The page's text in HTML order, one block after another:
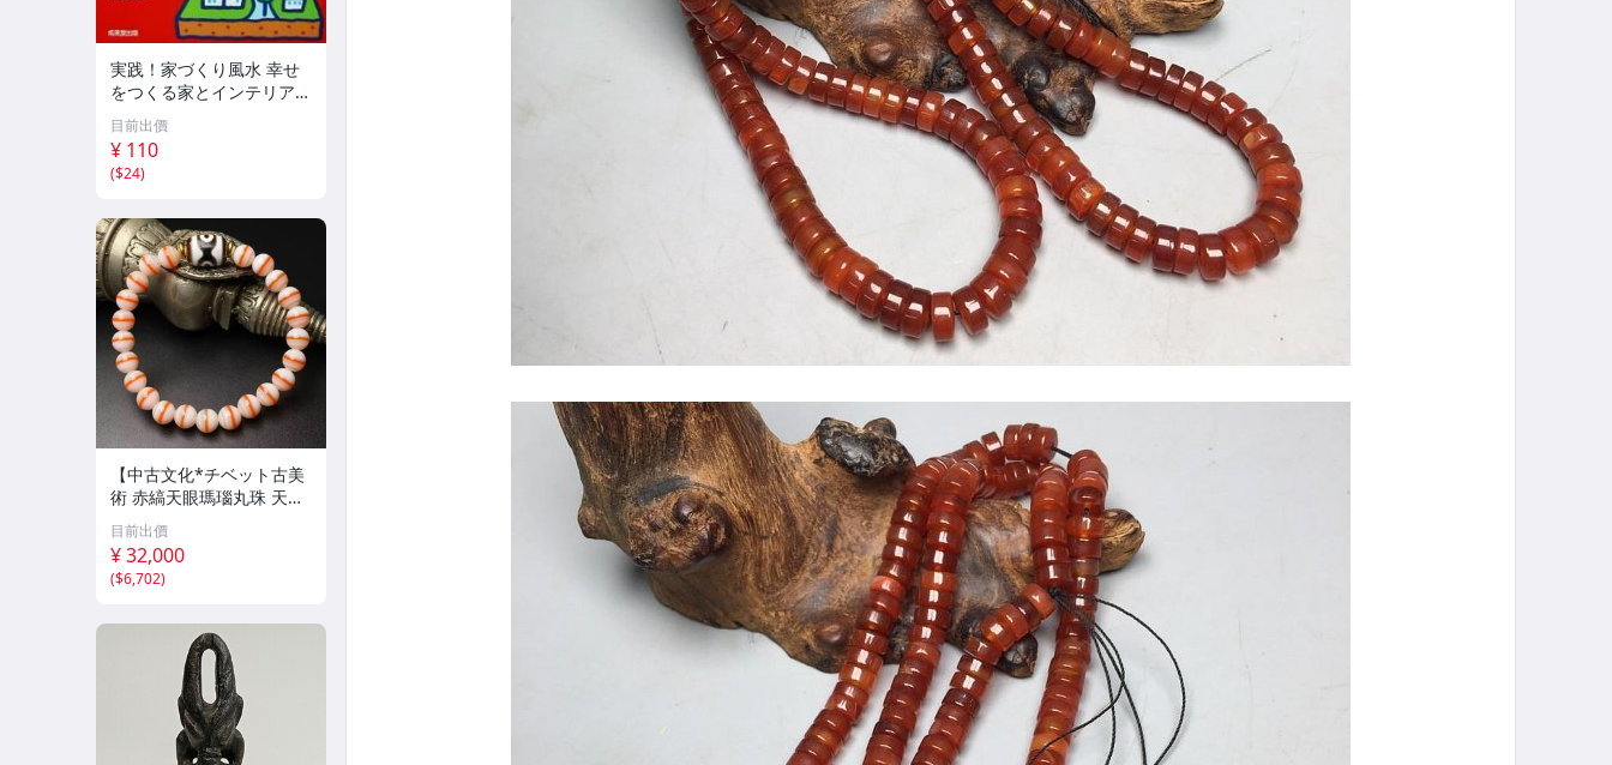
実践！家づくり風水 幸せ
をつくる家とインテリア/
浅野八郎(著者)
目前出價
¥ 110
($24)
【中古文化*チベット古美
術 赤縞天眼瑪瑙丸珠 天地
天珠組み合わせブレスレッ
ト 縞瑪瑙 古玩 アンティー
ク お守り コレクション 腕
輪 】
目前出價
¥ 32,000
($6,702)